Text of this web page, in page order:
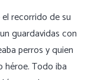
recorrido de su
guardavidas con
perros y quien
héroe. Todo iba